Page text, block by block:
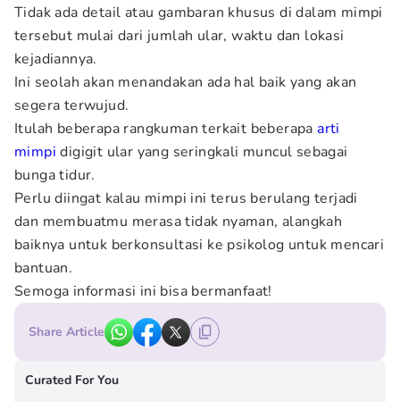
Tidak ada detail atau gambaran khusus di dalam mimpi
tersebut mulai dari jumlah ular, waktu dan lokasi
kejadiannya.
Ini seolah akan menandakan ada hal baik yang akan
segera terwujud.
Itulah beberapa rangkuman terkait beberapaarti
mimpi digigit ular yang seringkali muncul sebagai
bunga tidur.
Perlu diingat kalau mimpi ini terus berulang terjadi
dan membuatmu merasa tidak nyaman, alangkah
baiknya untuk berkonsultasi ke psikolog untuk mencari
bantuan.
Semoga informasi ini bisa bermanfaat!
Share Article
Curated For You